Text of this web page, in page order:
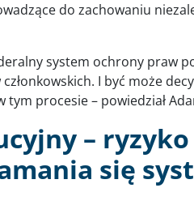
do zachowaniu
system ochrony praw
I być może
procesie – powiedział
– ryzyko
się